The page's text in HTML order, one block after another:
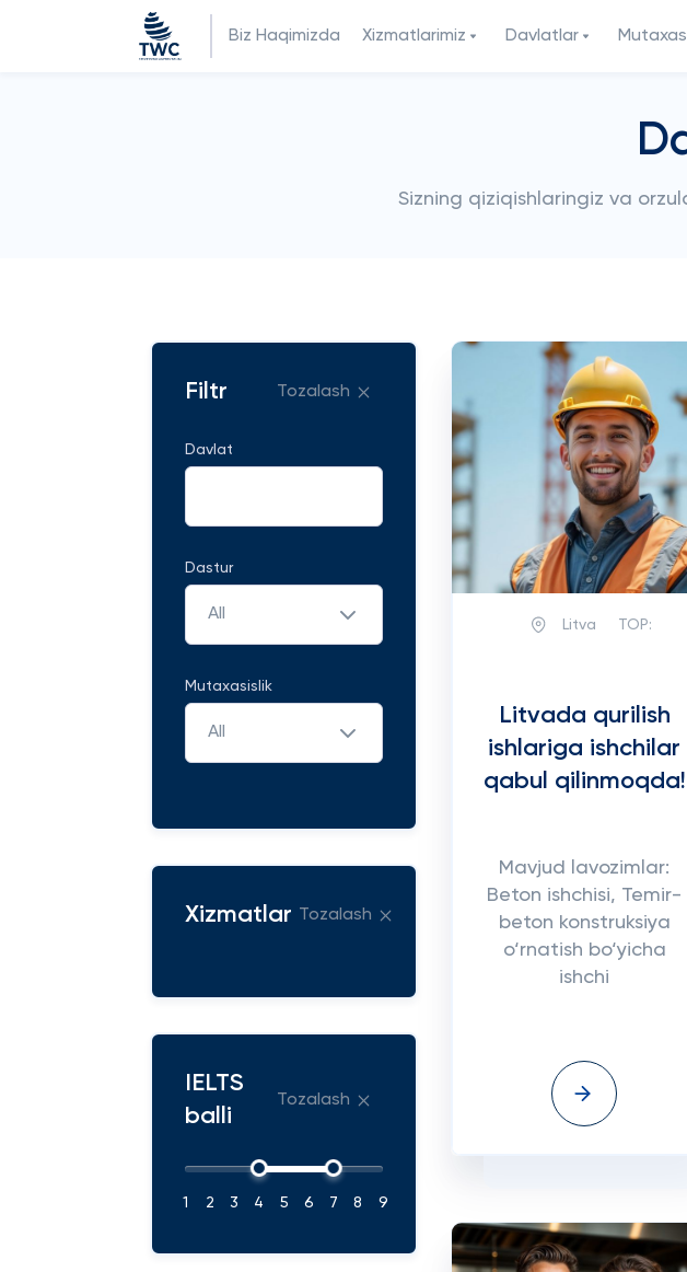
Biz Haqimizda Xizmatlarimiz Davlatlar
Sizning qiziqishlaringiz va
Filtr Tozalash
Davlat
Dastur
All
Mutaxasislik
All
Xizmatlar Tozalash
IELTS
balli
Tozalash
1 2 3 4 5 6 7 8 9
Litva TOP:
Litvada qurilish
ishlariga ishchilar
qabul qilinmoqda!
Mavjud lavozimlar:
Beton ishchisi, Temir-
beton konstruksiya
o‘rnatish bo‘yicha
ishchi